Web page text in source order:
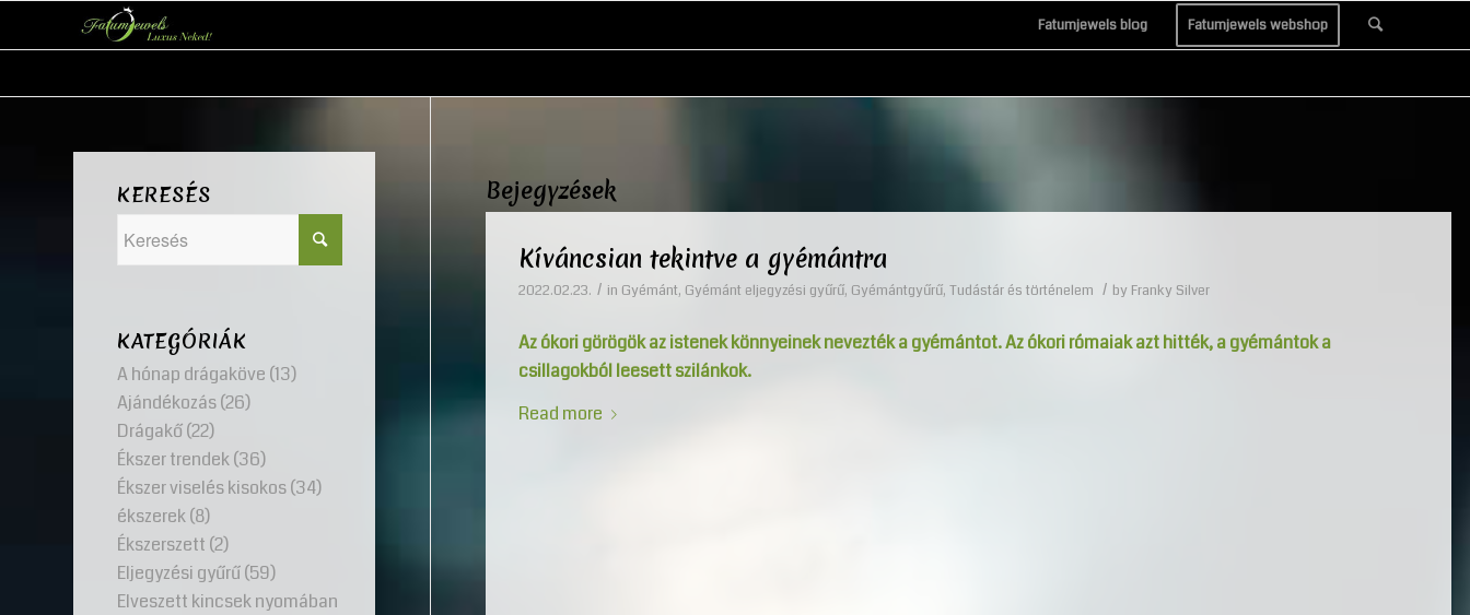
Fatumjewels blog Fatumjewels webshop
Bejegyzések
Kíváncsian tekintve a gyémántra
2022.02.23. / in Gyémánt, Gyémánt eljegyzési gyűrű, Gyémántgyűrű, Tudástár és történelem / by Franky Silver
Az ókori görögök az istenek könnyeinek nevezték a gyémántot. Az ókori rómaiak azt hitték, a gyémántok a
csillagokból leesett szilánkok.
Read more
KERESÉS
KATEGÓRIÁK
A hónap drágaköve (13)
Ajándékozás(26)
Drágakő(22)
Ékszer trendek(36)
Ékszer viselés kisokos(34)
ékszerek(8)
Ékszerszett (2)
Eljegyzési gyűrű(59)
Elveszett kincsek nyomában